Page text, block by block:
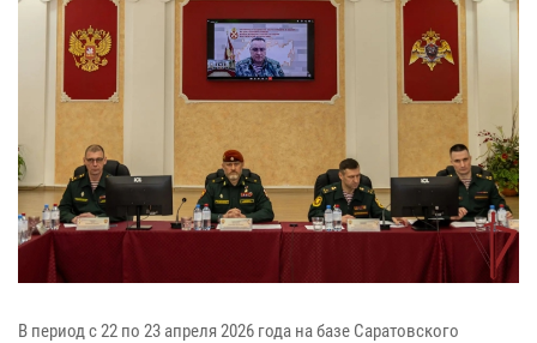
В период с 22 по 23 апреля 2026 года на базе Саратовского